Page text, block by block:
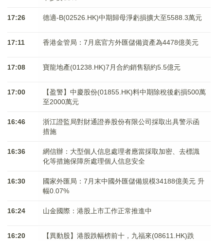
17:26 德適-B(02526.HK)中期歸母淨虧損擴大至5588.3萬元
17:11 香港金管局：7月底官方外匯儲備資產為4478億美元
17:08 寶龍地產(01238.HK)7月合約銷售額約5.5億元
17:00
【盈警】中慶股份(01855.HK)料中期除稅後虧損500萬
至2000萬元
16:46
浙江證監局對財通證券股份有限公司採取出具警示函
措施
16:36
網信辦：大型個人信息處理者應當採取加密、去標識
化等措施保障所處理個人信息安全
16:30
國家外匯局：7月末中國外匯儲備規模34188億美元 升
幅0.07%
16:24 山金國際：港股上市工作正常推進中
16:20
【異動股】港股跌幅榜前十，九福來(08611.HK)跌